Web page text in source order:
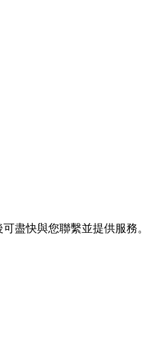
盡快與您聯繫並提供服務。